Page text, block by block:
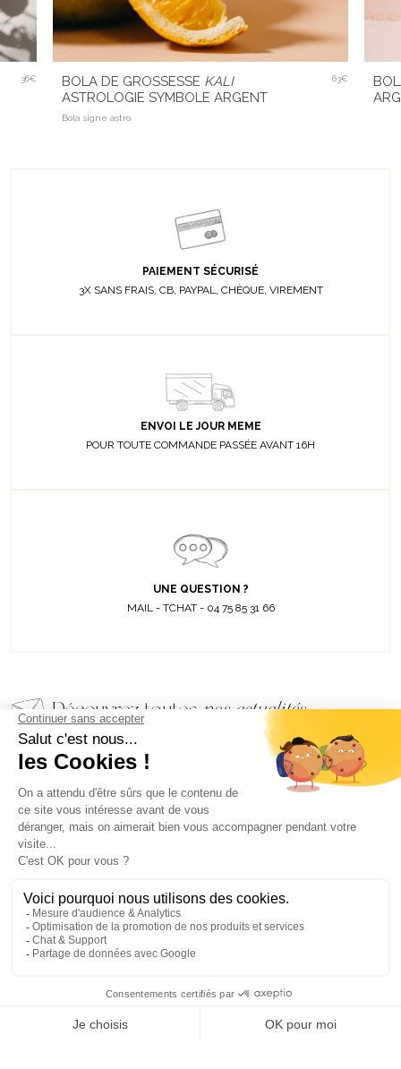
36€ BOLA DE GROSSESSE KALI
ASTROLOGIE SYMBOLE ARGENT
Bola signe astro
63€
PAIEMENT SÉCURISÉ
3X SANS FRAIS, CB, PAYPAL, CHÈQUE, VIREMENT
ENVOI LE JOUR MEME
POUR TOUTE COMMANDE PASSÉE AVANT 16H
UNE QUESTION ?
MAIL - TCHAT - 04 75 85 31 66
Découvrez toutes nos actualités
EMAIL
VALIDER